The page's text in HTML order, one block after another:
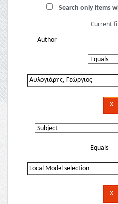
Search only items
Current